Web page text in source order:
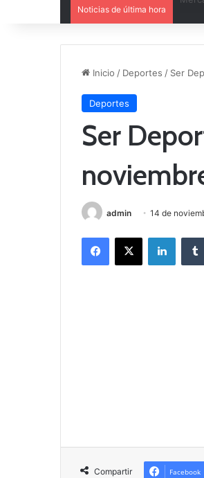
Noticias de última hora
Inicio / Deportes / Ser
Deportes
Ser
admin 14 de
Compartir Facebook